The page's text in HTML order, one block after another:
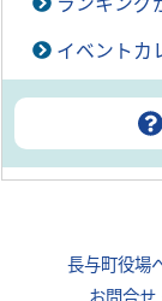
イベントカ
長与町役場